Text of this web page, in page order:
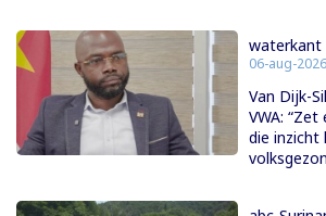
waterkant
06-aug-
Van Dijk-
VWA:
die inzicht